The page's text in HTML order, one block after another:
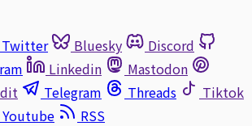
Twitter Bluesky
Discord
Linkedin
Mastodon
Telegram Threads
Tiktok
Youtube
RSS